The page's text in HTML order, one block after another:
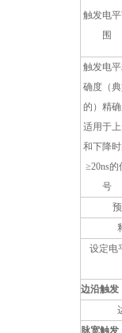
触发电
围
触发电
确度（
的）精
适用于
和下降
≥20ns的
号
设定电
边沿触发
脉宽触发